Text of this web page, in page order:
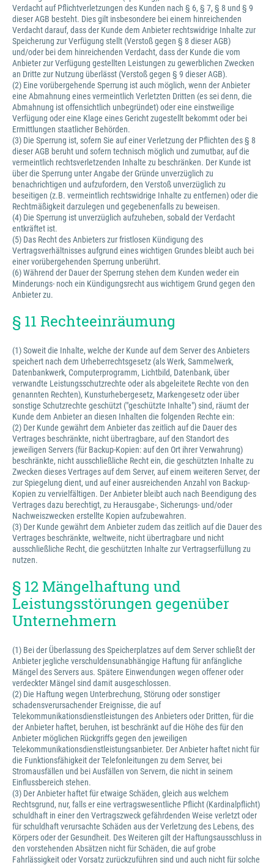
Verdacht auf Pflichtverletzungen des Kunden nach § 6, § 7, § 8 und § 9
dieser AGB besteht. Dies gilt insbesondere bei einem hinreichenden
Verdacht darauf, dass der Kunde dem Anbieter rechtswidrige Inhalte zur
Speicherung zur Verfügung stellt (Verstoß gegen § 8 dieser AGB)
und/oder bei dem hinreichenden Verdacht, dass der Kunde die vom
Anbieter zur Verfügung gestellten Leistungen zu gewerblichen Zwecken
an Dritte zur Nutzung überlässt (Verstoß gegen § 9 dieser AGB).
(2) Eine vorübergehende Sperrung ist auch möglich, wenn der Anbieter
eine Abmahnung eines vermeintlich Verletzten Dritten (es sei denn, die
Abmahnung ist offensichtlich unbegründet) oder eine einstweilige
Verfügung oder eine Klage eines Gericht zugestellt bekommt oder bei
Ermittlungen staatlicher Behörden.
(3) Die Sperrung ist, sofern Sie auf einer Verletzung der Pflichten des § 8
dieser AGB beruht und sofern technisch möglich und zumutbar, auf die
vermeintlich rechtsverletzenden Inhalte zu beschränken. Der Kunde ist
über die Sperrung unter Angabe der Gründe unverzüglich zu
benachrichtigen und aufzufordern, den Verstoß unverzüglich zu
beseitigen (z.B. vermeintlich rechtswidrige Inhalte zu entfernen) oder die
Rechtmäßigkeit darzulegen und gegebenenfalls zu beweisen.
(4) Die Sperrung ist unverzüglich aufzuheben, sobald der Verdacht
entkräftet ist.
(5) Das Recht des Anbieters zur fristlosen Kündigung des
Vertragsverhältnisses aufgrund eines wichtigen Grundes bleibt auch bei
einer vorübergehenden Sperrung unberührt.
(6) Während der Dauer der Sperrung stehen dem Kunden weder ein
Minderungs- noch ein Kündigungsrecht aus wichtigem Grund gegen den
Anbieter zu.
§ 11 Rechteeinräumung
(1) Soweit die Inhalte, welche der Kunde auf dem Server des Anbieters
speichert nach dem Urheberrechtsgesetz (als Werk, Sammelwerk,
Datenbankwerk, Computerprogramm, Lichtbild, Datenbank, über
verwandte Leistungsschutzrechte oder als abgeleitete Rechte von den
genannten Rechten), Kunsturhebergesetz, Markengesetz oder über
sonstige Schutzrechte geschützt ("geschützte Inhalte") sind, räumt der
Kunde dem Anbieter an diesen Inhalten die folgenden Rechte ein:
(2) Der Kunde gewährt dem Anbieter das zeitlich auf die Dauer des
Vertrages beschränkte, nicht übertragbare, auf den Standort des
jeweiligen Servers (für Backup-Kopien: auf den Ort ihrer Verwahrung)
beschränkte, nicht ausschließliche Recht ein, die geschützten Inhalte zu
Zwecken dieses Vertrages auf dem Server, auf einem weiteren Server, der
zur Spiegelung dient, und auf einer ausreichenden Anzahl von Backup-
Kopien zu vervielfältigen. Der Anbieter bleibt auch nach Beendigung des
Vertrages dazu berechtigt, zu Herausgabe-, Sicherungs- und/oder
Nachweiszwecken erstellte Kopien aufzubewahren.
(3) Der Kunde gewährt dem Anbieter zudem das zeitlich auf die Dauer des
Vertrages beschränkte, weltweite, nicht übertragbare und nicht
ausschließliche Recht, die geschützten Inhalte zur Vertragserfüllung zu
nutzen.
§ 12 Mängelhaftung und
Leistungsstörungen gegenüber
Unternehmern
(1) Bei der Überlassung des Speicherplatzes auf dem Server schließt der
Anbieter jegliche verschuldensunabhängige Haftung für anfängliche
Mängel des Servers aus. Spätere Einwendungen wegen offener oder
verdeckter Mängel sind damit ausgeschlossen.
(2) Die Haftung wegen Unterbrechung, Störung oder sonstiger
schadensverursachender Ereignisse, die auf
Telekommunikationsdienstleistungen des Anbieters oder Dritten, für die
der Anbieter haftet, beruhen, ist beschränkt auf die Höhe des für den
Anbieter möglichen Rückgriffs gegen den jeweiligen
Telekommunikationsdienstleistungsanbieter. Der Anbieter haftet nicht für
die Funktionsfähigkeit der Telefonleitungen zu dem Server, bei
Stromausfällen und bei Ausfällen von Servern, die nicht in seinem
Einflussbereich stehen.
(3) Der Anbieter haftet für etwaige Schäden, gleich aus welchem
Rechtsgrund, nur, falls er eine vertragswesentliche Pflicht (Kardinalpflicht)
schuldhaft in einer den Vertragszweck gefährdenden Weise verletzt oder
für schuldhaft verursachte Schäden aus der Verletzung des Lebens, des
Körpers oder der Gesundheit. Des Weiteren gilt der Haftungsausschluss in
den vorstehenden Absätzen nicht für Schäden, die auf grobe
Fahrlässigkeit oder Vorsatz zurückzuführen sind und auch nicht für solche